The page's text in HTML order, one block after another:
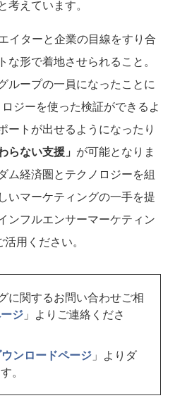
えています。
イターと企業の目線をすり合
形で着地させられること。
ループの一員になったことに
ジーを使った検証ができるよ
ートが出せるようになったり
らない支援」 が可能となりま
ム経済圏とテクノロジーを組
いマーケティングの一手を提
ンフルエンサーマーケティン
用ください。
に関するお問い合わせご相
ジ 」よりご連絡くださ
ンロードページ 」よりダ
。